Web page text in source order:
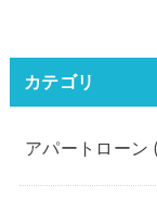
カテゴリ
アパートローン